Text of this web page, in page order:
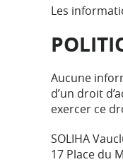
Les
Aucune
d’un droit
exercer ce
SOLIHA
17 Place du